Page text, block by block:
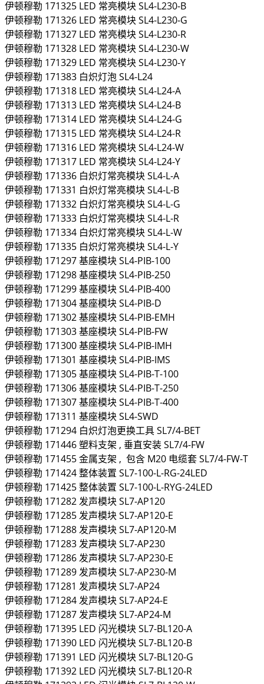
伊顿穆勒 171325 LED 常亮模块SL4-L230-B
伊顿穆勒 171326 LED 常亮模块SL4-L230-G
伊顿穆勒 171327 LED 常亮模块SL4-L230-R
伊顿穆勒 171328 LED 常亮模块SL4-L230-W
伊顿穆勒 171329 LED 常亮模块SL4-L230-Y
伊顿穆勒 171383 白炽灯泡SL4-L24
伊顿穆勒 171318 LED 常亮模块SL4-L24-A
伊顿穆勒 171313 LED 常亮模块SL4-L24-B
伊顿穆勒 171314 LED 常亮模块SL4-L24-G
伊顿穆勒 171315 LED 常亮模块SL4-L24-R
伊顿穆勒 171316 LED 常亮模块SL4-L24-W
伊顿穆勒 171317 LED 常亮模块SL4-L24-Y
伊顿穆勒 171336 白炽灯常亮模块SL4-L-A
伊顿穆勒 171331 白炽灯常亮模块SL4-L-B
伊顿穆勒 171332 白炽灯常亮模块SL4-L-G
伊顿穆勒 171333 白炽灯常亮模块SL4-L-R
伊顿穆勒 171334 白炽灯常亮模块SL4-L-W
伊顿穆勒 171335 白炽灯常亮模块SL4-L-Y
伊顿穆勒 171297基座模块SL4-PIB-100
伊顿穆勒 171298基座模块SL4-PIB-250
伊顿穆勒 171299基座模块SL4-PIB-400
伊顿穆勒 171304基座模块SL4-PIB-D
伊顿穆勒 171302基座模块SL4-PIB-EMH
伊顿穆勒 171303基座模块SL4-PIB-FW
伊顿穆勒 171300基座模块SL4-PIB-IMH
伊顿穆勒 171301 基座模块SL4-PIB-IMS
伊顿穆勒 171305基座模块SL4-PIB-T-100
伊顿穆勒 171306基座模块SL4-PIB-T-250
伊顿穆勒 171307基座模块SL4-PIB-T-400
伊顿穆勒 171311 基座模块SL4-SWD
伊顿穆勒 171294 白炽灯泡更换工具SL7/4-BET
伊顿穆勒 171446塑料支架 , 垂直安装SL7/4-FW
伊顿穆勒 171455金属支架 , 包含 M20 电缆套SL7/4-FW-T
伊顿穆勒 171424整体装置 SL7-100-L-RG-24LED
伊顿穆勒 171425整体装置 SL7-100-L-RYG-24LED
伊顿穆勒 171282发声模块SL7-AP120
伊顿穆勒 171285发声模块SL7-AP120-E
伊顿穆勒 171288发声模块SL7-AP120-M
伊顿穆勒 171283发声模块SL7-AP230
伊顿穆勒 171286发声模块SL7-AP230-E
伊顿穆勒 171289发声模块SL7-AP230-M
伊顿穆勒 171281 发声模块SL7-AP24
伊顿穆勒 171284发声模块SL7-AP24-E
伊顿穆勒 171287发声模块SL7-AP24-M
伊顿穆勒 171395 LED 闪光模块SL7-BL120-A
伊顿穆勒 171390 LED 闪光模块SL7-BL120-B
伊顿穆勒 171391 LED 闪光模块SL7-BL120-G
伊顿穆勒 171392 LED 闪光模块SL7-BL120-R